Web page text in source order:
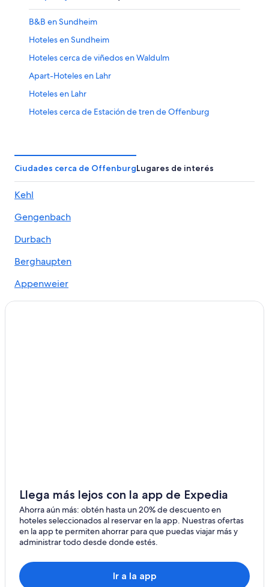
B&B en Sundheim
Hoteles en Sundheim
Hoteles cerca de viñedos en Waldulm
Apart-Hoteles en Lahr
Hoteles en Lahr
Hoteles cerca de Estación de tren de Offenburg
Hoteles en Linx
Cabañas en Ottenhöfen im Schwarzwald
Hoteles con spa en Ottenhöfen im Schwarzwald
Hoteles con traslado del/al aeropuerto en Ottenhöfen
Schwarzwald
Hoteles con aguas termales en Ortenau
Hoteles en Ortenau
Castillos en Schwanau
Hoteles en Schwanau
Hoteles en Nesselried
Hoteles con spa en Kappelrodeck
Ciudades cerca de OffenburgLugares de interés
Kehl
Gengenbach
Durbach
Berghaupten
Appenweier
Ohlsbach
Llega más lejos con la app de Expedia
Ahorra aún más: obtén hasta un 20% de descuento en
hoteles seleccionados al reservar en la app. Nuestras ofertas
en la app te permiten ahorrar para que puedas viajar más y
administrar todo desde donde estés.
Ir a la app